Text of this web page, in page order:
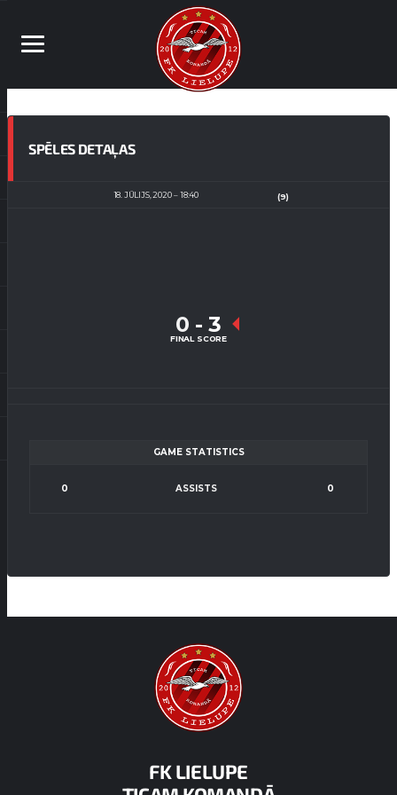
SPĒLES DETAĻAS
18. JŪLIJS, 2020 18:40 (9)
0 - 3
FINAL SCORE
GAME STATISTICS
0 ASSISTS 0
FK LIELUPE